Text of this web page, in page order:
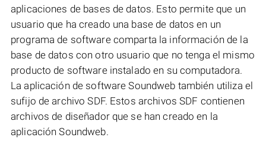
aplicaciones de bases de datos. Esto permite que un
usuario que ha creado una base de datos en un
programa de software comparta la información de la
base de datos con otro usuario que no tenga el mismo
producto de software instalado en su computadora.
La aplicación de software Soundweb también utiliza el
sufijo de archivo SDF. Estos archivos SDF contienen
archivos de diseñador que se han creado en la
aplicación Soundweb.